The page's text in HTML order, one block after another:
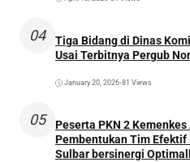
04
Tiga Bidang di Dinas
Usai Terbitnya Pergub
January 20, 2026•81 Views
05
Peserta PKN 2
Pembentukan Tim Efektif
Sulbar bersinergi